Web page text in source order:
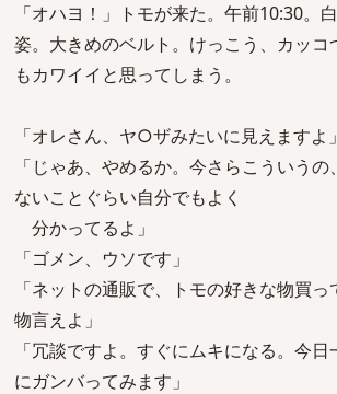
「オハヨ！」トモが来た。午前10:30。
姿。大きめのベルト。けっこう、カッコ
もカワイイと思ってしまう。
「オレさん、ヤ○ザみたいに見えますよ」
「じゃあ、やめるか。今さらこういう
ないことぐらい自分でもよく
分かってるよ」
「ゴメン、ウソです」
「ネットの通販で、トモの好きな物買
物言えよ」
「冗談ですよ。すぐにムキになる。今日
にガンバってみます」